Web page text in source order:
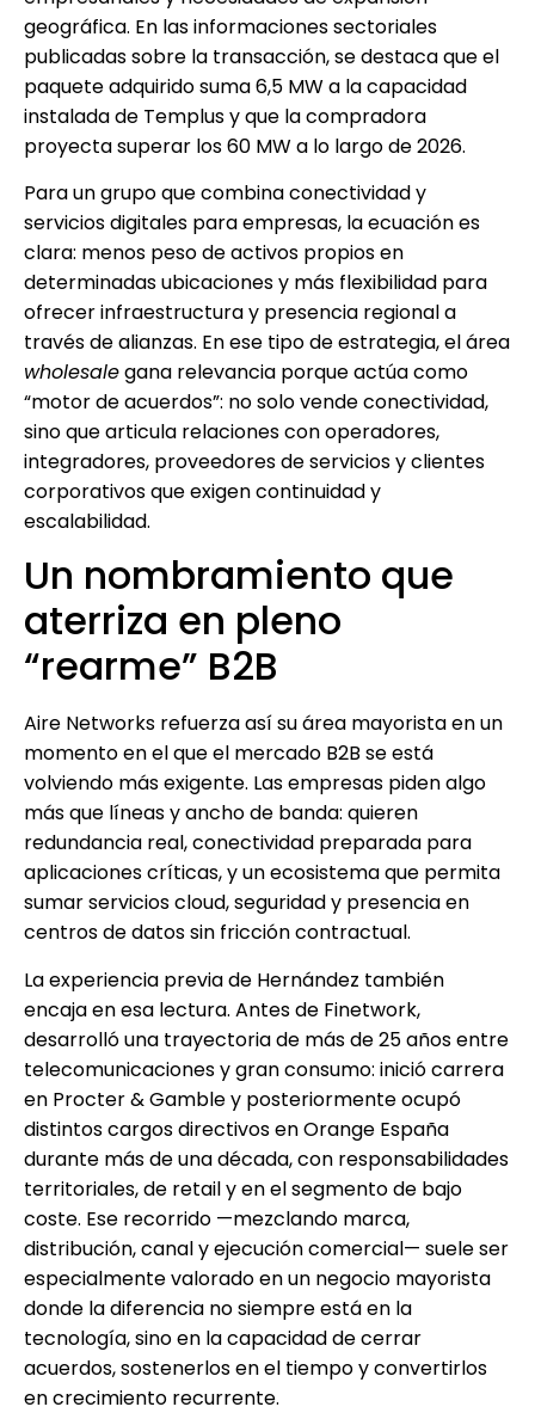
geográfica. En las informaciones sectoriales
publicadas sobre la transacción, se destaca que el
paquete adquirido suma 6,5 MW a la capacidad
instalada de Templus y que la compradora
proyecta superar los 60 MW a lo largo de 2026.
Para un grupo que combina conectividad y
servicios digitales para empresas, la ecuación es
clara: menos peso de activos propios en
determinadas ubicaciones y más flexibilidad para
ofrecer infraestructura y presencia regional a
través de alianzas. En ese tipo de estrategia, el área
wholesalegana relevancia porque actúa como
“motor de acuerdos”: no solo vende conectividad,
sino que articula relaciones con operadores,
integradores, proveedores de servicios y clientes
corporativos que exigen continuidad y
escalabilidad.
Un nombramiento que
aterriza en pleno
“rearme” B2B
Aire Networks refuerza así su área mayorista en un
momento en el que el mercado B2B se está
volviendo más exigente. Las empresas piden algo
más que líneas y ancho de banda: quieren
redundancia real, conectividad preparada para
aplicaciones críticas, y un ecosistema que permita
sumar servicios cloud, seguridad y presencia en
centros de datos sin fricción contractual.
La experiencia previa de Hernández también
encaja en esa lectura. Antes de Finetwork,
desarrolló una trayectoria de más de 25 años entre
telecomunicaciones y gran consumo: inició carrera
en Procter & Gamble y posteriormente ocupó
distintos cargos directivos en Orange España
durante más de una década, con responsabilidades
territoriales, de retail y en el segmento de bajo
coste. Ese recorrido —mezclando marca,
distribución, canal y ejecución comercial— suele ser
especialmente valorado en un negocio mayorista
donde la diferencia no siempre está en la
tecnología, sino en la capacidad de cerrar
acuerdos, sostenerlos en el tiempo y convertirlos
en crecimiento recurrente.